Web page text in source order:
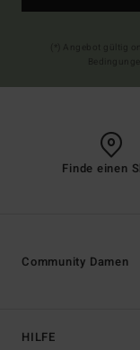
Finde einen
HILFE
Community Damen